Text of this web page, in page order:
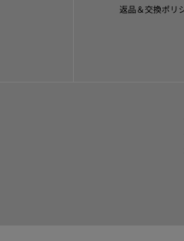
返品＆交換ポリ